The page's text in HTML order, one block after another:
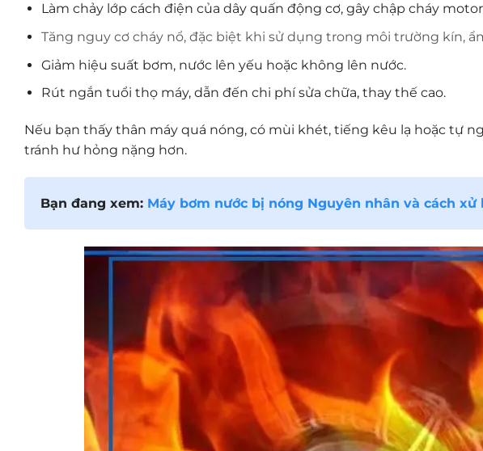
Làm chảy lớp cách điện của dây quấn động cơ, gây chập cháy motor
Tăng nguy cơ cháy nổ, đặc biệt khi sử dụng trong môi trường kín,
Giảm hiệu suất bơm, nước lên yếu hoặc không lên nước.
Rút ngắn tuổi thọ máy, dẫn đến chi phí sửa chữa, thay thế cao.
Nếu bạn thấy thân máy quá nóng, có mùi khét, tiếng kêu lạ hoặc tự
tránh hư hỏng nặng hơn.
Bạn đang xem: Máy bơm nước bị nóng Nguyên nhân và cách xử